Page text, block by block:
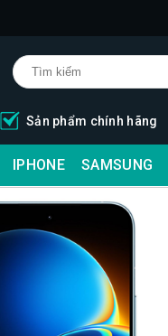
Sản phẩm chính hãng
IPHONE SAMSUNG